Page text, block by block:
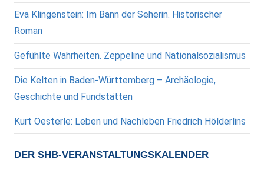
Eva Klingenstein: Im Bann der Seherin. Historischer
Roman
Gefühlte Wahrheiten. Zeppeline und Nationalsozialismus
Die Kelten in Baden-Württemberg – Archäologie,
Geschichte und Fundstätten
Kurt Oesterle: Leben und Nachleben Friedrich Hölderlins
DER SHB-VERANSTALTUNGSKALENDER